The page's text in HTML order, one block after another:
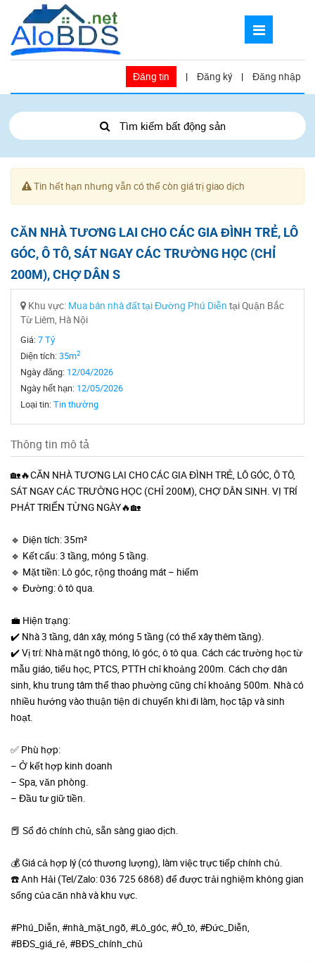
Đăng tin | Đăng ký | Đăng nhập
Tìm kiếm bất động sản
Tin hết hạn nhưng vẫn có thể còn giá trị giao dịch
CĂN NHÀ TƯƠNG LAI CHO CÁC GIA ĐÌNH TRẺ, LÔ
GÓC, Ô TÔ, SÁT NGAY CÁC TRƯỜNG HỌC (CHỈ
200M), CHỢ DÂN S
Khu vực: Mua bán nhà đất tại Đường Phú Diễn tại Quận Bắc
Từ Liêm, Hà Nội
Giá:7 Tỷ
Diện tích:35m2
Ngày đăng: 12/04/2026
Ngày hết hạn: 12/05/2026
Loại tin:Tin thường
Thông tin mô tả
🏡🔥CĂN NHÀ TƯƠNG LAI CHO CÁC GIA ĐÌNH TRẺ, LÔ GÓC, Ô TÔ,
SÁT NGAY CÁC TRƯỜNG HỌC (CHỈ 200M), CHỢ DÂN SINH. VỊ TRÍ
PHÁT TRIỂN TỪNG NGÀY🔥🏡
🔹 Diện tích: 35m²
🔹 Kết cấu: 3 tầng, móng 5 tầng.
🔹 Mặt tiền: Lô góc, rộng thoáng mát – hiếm
🔹 Đường: ô tô qua.
💼 Hiện trạng:
✔️ Nhà 3 tầng, dân xây, móng 5 tầng (có thể xây thêm tầng).
✔️ Vị trí: Nhà mặt ngõ thông, lô góc, ô tô qua. Cách các trường học từ
mẫu giáo, tiểu học, PTCS, PTTH chỉ khoảng 200m. Cách chợ dân
sinh, khu trung tâm thể thao phường cũng chỉ khoảng 500m. Nhà có
nhiều hướng vào thuận tiện di chuyển khi đi làm, học tập và sinh
hoạt.
✅ Phù hợp:
– Ở kết hợp kinh doanh
– Spa, văn phòng.
– Đầu tư giữ tiền.
📕 Sổ đỏ chính chủ, sẵn sàng giao dịch.
💰 Giá cả hợp lý (có thương lượng), làm việc trực tiếp chính chủ.
☎️ Anh Hải (Tel/Zalo: 036 725 6868) để được trải nghiệm không gian
sống của căn nhà và khu vực.
#Phú_Diễn, #nhà_mặt_ngõ, #Lô_góc, #Ô_tô, #Đức_Diễn,
#BĐS_giá_rẻ, #BĐS_chính_chủ